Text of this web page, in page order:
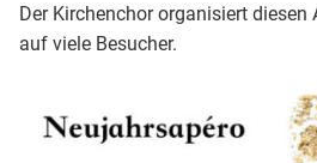
Der Kirchenchor organisiert
auf viele Besucher.